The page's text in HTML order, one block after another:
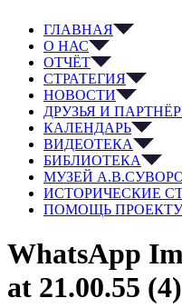
ГЛАВНАЯ
О НАС
ОТЧЁТ
СТРАТЕГИЯ
НОВОСТИ
ДРУЗЬЯ И
КАЛЕНДАРЬ
ВИДЕОТЕКА
БИБЛИОТЕКА
МУЗЕЙ
ИСТОРИЧЕСКИЕ
ПОМОЩЬ ПРОЕКТУ
WhatsApp
at 21.00.55 (4)